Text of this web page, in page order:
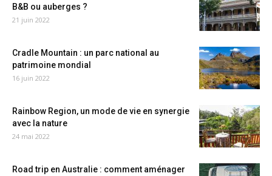
B&B ou auberges ?
21 juin 2022
Cradle Mountain : un parc national au
patrimoine mondial
16 juin 2022
Rainbow Region, un mode de vie en synergie
avec la nature
24 mai 2022
Road trip en Australie : comment aménager